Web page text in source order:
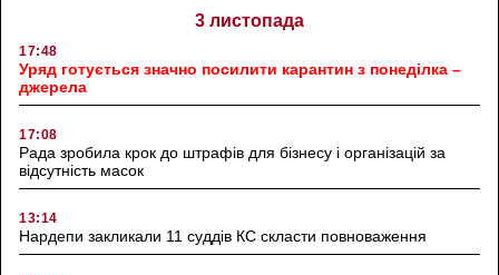
3 листопада
17:48
Уряд готується значно посилити карантин з понеділка –
джерела
17:08
Рада зробила крок до штрафів для бізнесу і організацій за
відсутність масок
13:14
Нардепи закликали 11 суддів КС скласти повноваження